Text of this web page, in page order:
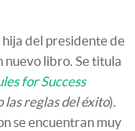
del presidente de
nuevo libro. Se titula
for Success
reglas del éxito).
se encuentran muy